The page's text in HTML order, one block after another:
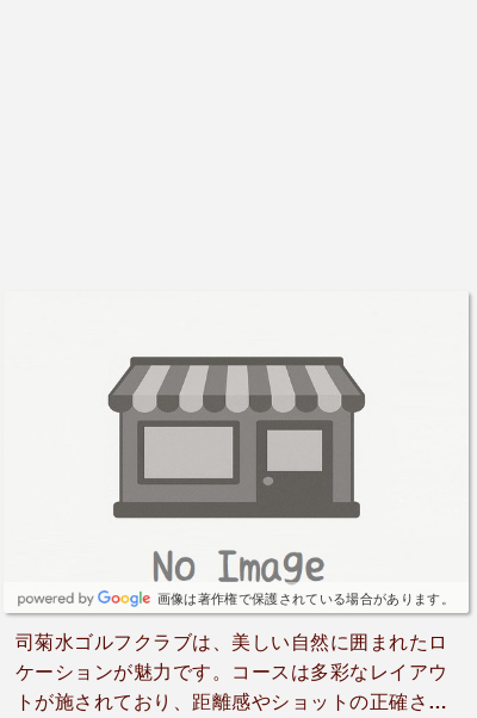
画像は著作権で保護されている場合があります。
司菊水ゴルフクラブは、美しい自然に囲まれたロ
ケーションが魅力です。コースは多彩なレイアウ
トが施されており、距離感やショットの正確さが